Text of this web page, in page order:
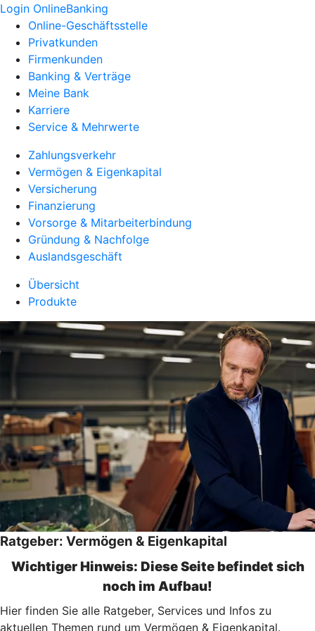
Login OnlineBanking
Online-Geschäftsstelle
Privatkunden
Firmenkunden
Banking & Verträge
Meine Bank
Karriere
Service & Mehrwerte
Zahlungsverkehr
Vermögen & Eigenkapital
Versicherung
Finanzierung
Vorsorge & Mitarbeiterbindung
Gründung & Nachfolge
Auslandsgeschäft
Übersicht
Produkte
Ratgeber: Vermögen & Eigenkapital
Wichtiger Hinweis: Diese Seite befindet sich
noch im Aufbau!
Hier finden Sie alle Ratgeber, Services und Infos zu
aktuellen Themen rund um Vermögen & Eigenkapital.